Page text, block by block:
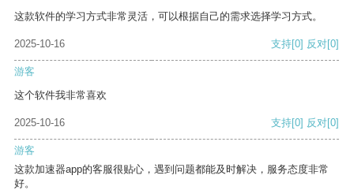
这款软件的学习方式非常灵活，可以根据自己的需求选择学习方式。
2025-10-16 支持[0] 反对[0]
游客
这个软件我非常喜欢
2025-10-16 支持[0] 反对[0]
游客
这款加速器app的客服很贴心，遇到问题都能及时解决，服务态度非常
好。